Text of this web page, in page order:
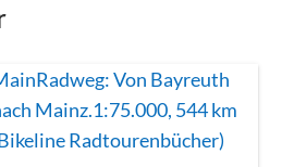
Von Bayreuth
Mainz.1:75.000, 544 km
Radtourenbücher)